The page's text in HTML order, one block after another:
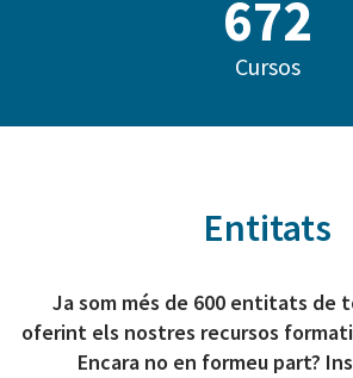
814
Cursos
Entitats
Ja som més de 600 entitats de
oferint els nostres recursos
Encara no en formeu part?